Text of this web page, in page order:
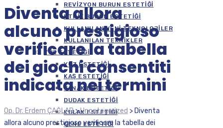
REVIZYON BURUN ESTETIĞI
ETNIK BURUN ESTETIĞI
KULLANILAN YENI TEKNOLOJILER
KULLANILAN TEKNIKLER
YÜZ ESTETIĞI
YÜZ ESTETIĞI
KAŞ ESTETIĞI
YANAK ESTETIĞI
DUDAK ESTETIĞI
KULAK ESTETIĞI
ÇENE ESTETIĞI
Diventa allora
alcuno prestigioso
verificare la tabella
dei giochi consentiti
indicata nei termini
Op. Dr. Erdem ÇAĞLAR>Uncategorized > Diventa
allora alcuno prestigioso verificare la tabella dei